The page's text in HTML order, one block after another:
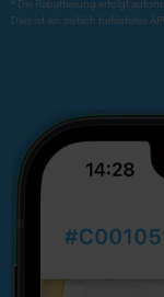
* Die Rabattierung erfolgt
Dies ist ein zeitlich befristetes